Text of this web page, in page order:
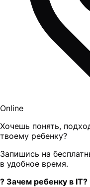
Online
Хочешь понять,
твоему ребенку?
Запишись на
в удобное время.
? Зачем ребенку в IT?